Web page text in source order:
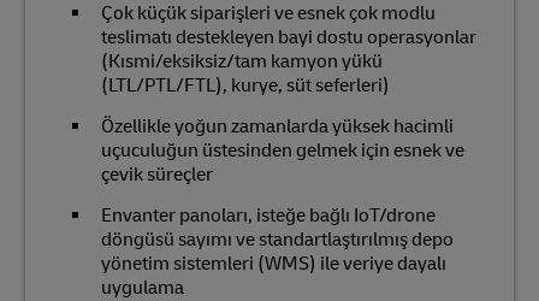
Çok küçük siparişleri ve esnek çok modlu
teslimatı destekleyen bayi dostu operasyonlar
(Kısmi/eksiksiz/tam kamyon yükü
(LTL/PTL/FTL), kurye, süt seferleri)
Özellikle yoğun zamanlarda yüksek hacimli
uçuculuğun üstesinden gelmek için esnek ve
çevik süreçler
Envanter panoları, isteğe bağlı IoT/drone
döngüsü sayımı ve standartlaştırılmış depo
yönetim sistemleri (WMS) ile veriye dayalı
uygulama